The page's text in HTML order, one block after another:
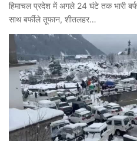
हिमाचल प्रदेश में अगले 24 घंटे तक भारी
साथ बर्फीले तूफान, शीतलहर…